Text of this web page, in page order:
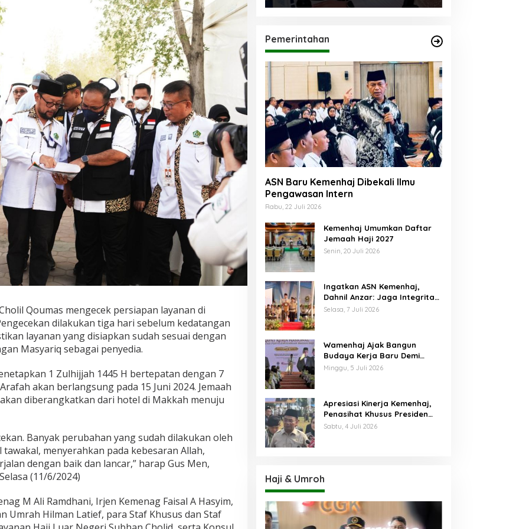
Qoumas mengecek persiapan layanan di
dilakukan tiga hari sebelum kedatangan
layanan yang disiapkan sudah sesuai dengan
Masyariq sebagai penyedia.
1 Zulhijjah 1445 H bertepatan dengan 7
akan berlangsung pada 15 Juni 2024. Jemaah
diberangkatkan dari hotel di Makkah menuju
Banyak perubahan yang sudah dilakukan oleh
menyerahkan pada kebesaran Allah,
dengan baik dan lancar,” harap Gus Men,
(11/6/2024)
M Ali Ramdhani, Irjen Kemenag Faisal A Hasyim,
Umrah Hilman Latief, para Staf Khusus dan Staf
Pemerintahan
ASN Baru Kemenhaj Dibekali Ilmu
Pengawasan Intern
Rabu, 22 Juli 2026
Kemenhaj Umumkan Daftar
Jemaah Haji 2027
Senin, 20 Juli 2026
Ingatkan ASN Kemenhaj,
Dahnil Anzar: Jaga Integritas,
Hentikan Praktik Menjadikan
Selasa, 7 Juli 2026
Wamenhaj Ajak Bangun
Budaya Kerja Baru Demi
Pelayanan Terbaik bagi
Minggu, 5 Juli 2026
Apresiasi Kinerja Kemenhaj,
Penasihat Khusus Presiden
Nilai Transisi
Sabtu, 4 Juli 2026
Haji & Umroh